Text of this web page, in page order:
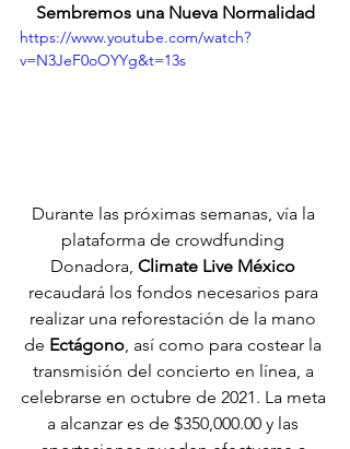
Sembremos una Nueva Normalidad
https://www.youtube.com/watch?
v=N3JeF0oOYYg&t=13s
Durante las próximas semanas, vía la
plataforma de crowdfunding
Donadora, Climate Live México
recaudará los fondos necesarios para
realizar una reforestación de la mano
de Ectágono , así como para costear la
transmisión del concierto en línea, a
celebrarse en octubre de 2021. La meta
a alcanzar es de $350,000.00 y las